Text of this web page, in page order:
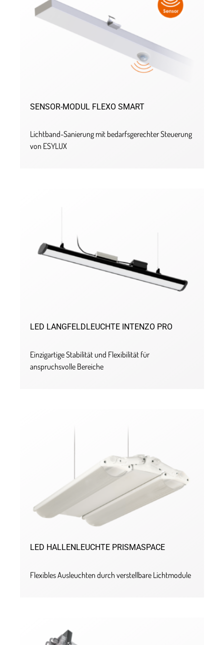
SENSOR-MODUL FLEXO SMART
Lichtband-Sanierung mit bedarfsgerechter Steuerung
von ESYLUX
LED LANGFELDLEUCHTE INTENZO PRO
Einzigartige Stabilität und Flexibilität für
anspruchsvolle Bereiche
LED HALLENLEUCHTE PRISMASPACE
Flexibles Ausleuchten durch verstellbare Lichtmodule